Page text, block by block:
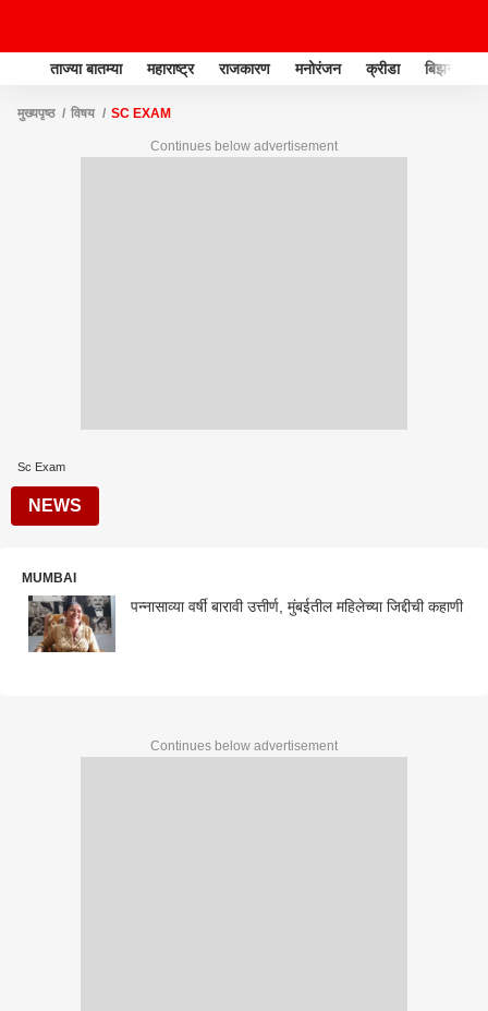
ताज्या बातम्या महाराष्ट्र राजकारण मनोरंजन क्रीडा बिझनेस
मुख्यपृष्ठ विषय SC EXAM
Continues below advertisement
Sc Exam
NEWS
MUMBAI
पन्नासाव्या वर्षी बारावी उत्तीर्ण, मुंबईतील महिलेच्या जिद्दीची कहाणी
Continues below advertisement